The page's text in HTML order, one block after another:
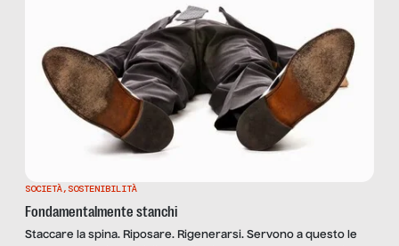
SOCIETÀ, SOSTENIBILITÀ
Fondamentalmente stanchi
Staccare la spina. Riposare. Rigenerarsi. Servono a questo le